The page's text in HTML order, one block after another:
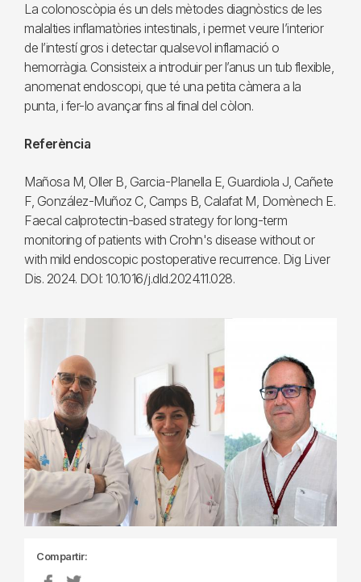
La colonoscòpia és un dels mètodes diagnòstics de les
malalties inflamatòries intestinals, i permet veure l’interior
de l’intestí gros i detectar qualsevol inflamació o
hemorràgia. Consisteix a introduir per l’anus un tub flexible,
anomenat endoscopi, que té una petita càmera a la
punta, i fer-lo avançar fins al final del còlon.
Referència
Mañosa M, Oller B, Garcia-Planella E, Guardiola J, Cañete
F, González-Muñoz C, Camps B, Calafat M, Domènech E.
Faecal calprotectin-based strategy for long-term
monitoring of patients with Crohn's disease without or
with mild endoscopic postoperative recurrence. Dig Liver
Dis. 2024. DOI: 10.1016/j.dld.2024.11.028.
Compartir: